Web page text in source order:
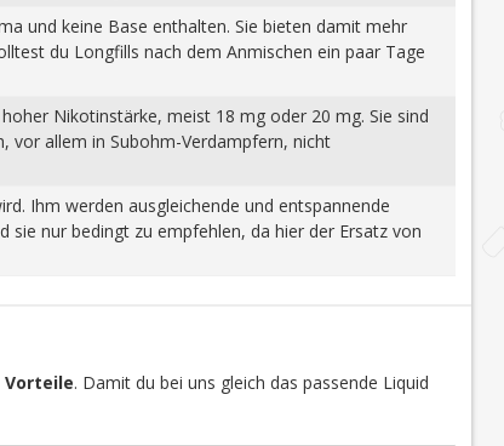
und keine Base enthalten. Sie bieten damit mehr
du Longfills nach dem Anmischen ein paar Tage
Nikotinstärke, meist 18 mg oder 20 mg. Sie sind
vor allem in Subohm-Verdampfern, nicht
Ihm werden ausgleichende und entspannende
sie nur bedingt zu empfehlen, da hier der Ersatz von
. Damit du bei uns gleich das passende Liquid